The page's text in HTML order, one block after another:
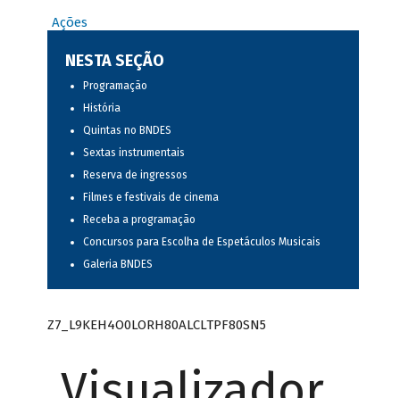
Ações
NESTA SEÇÃO
Programação
História
Quintas no BNDES
Sextas instrumentais
Reserva de ingressos
Filmes e festivais de cinema
Receba a programação
Concursos para Escolha de Espetáculos Musicais
Galeria BNDES
Z7_L9KEH4O0LORH80ALCLTPF80SN5